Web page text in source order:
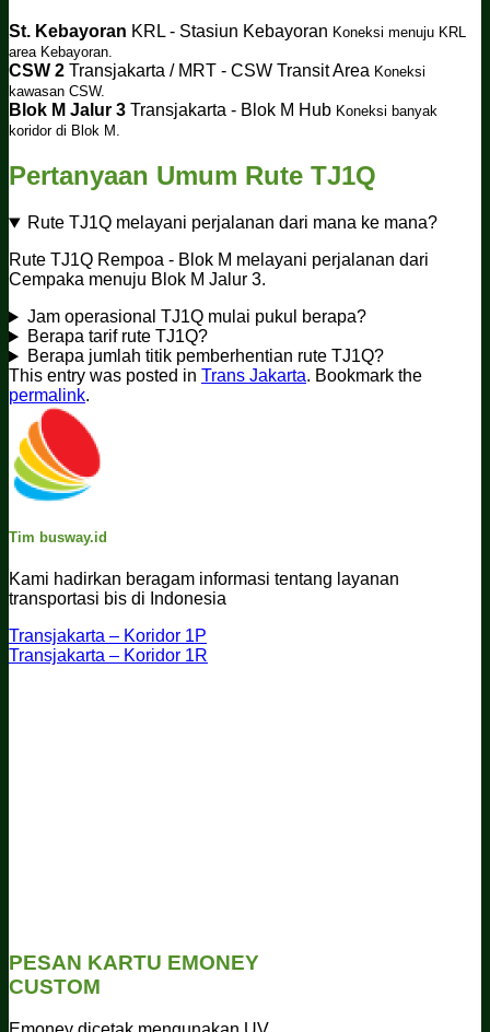
St. Kebayoran KRL - Stasiun Kebayoran Koneksi menuju KRL
area Kebayoran.
CSW 2 Transjakarta / MRT - CSW Transit Area Koneksi
kawasan CSW.
Blok M Jalur 3 Transjakarta - Blok M Hub Koneksi banyak
koridor di Blok M.
Pertanyaan Umum Rute TJ1Q
Rute TJ1Q melayani perjalanan dari mana ke mana?
Rute TJ1Q Rempoa - Blok M melayani perjalanan dari
Cempaka menuju Blok M Jalur 3.
Jam operasional TJ1Q mulai pukul berapa?
Berapa tarif rute TJ1Q?
Berapa jumlah titik pemberhentian rute TJ1Q?
This entry was posted in Trans Jakarta. Bookmark the
permalink.
Tim busway.id
Kami hadirkan beragam informasi tentang layanan
transportasi bis di Indonesia
Transjakarta – Koridor 1P
Transjakarta – Koridor 1R
PESAN KARTU EMONEY
CUSTOM